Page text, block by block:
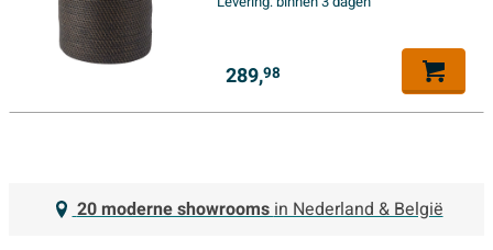
289,98
20 moderne showrooms in Nederland & België